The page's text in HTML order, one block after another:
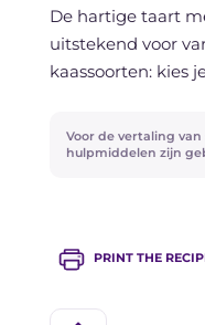
De hartige taart
uitstekend voor
kaassoorten: kies
kiezen voor
kalkoenfilet; geef
radicchio tot
Voor de vertaling
hulpmiddelen zijn
PRINT THE